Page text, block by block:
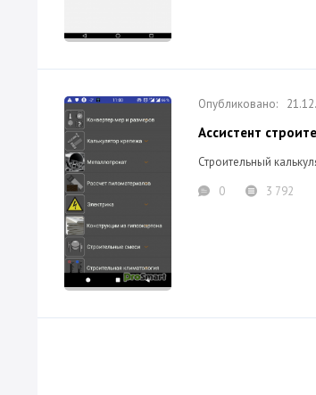
Ассистент
Строительный
0
3 792